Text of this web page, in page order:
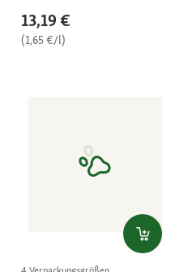
13,19 €
(1,65 €/l)